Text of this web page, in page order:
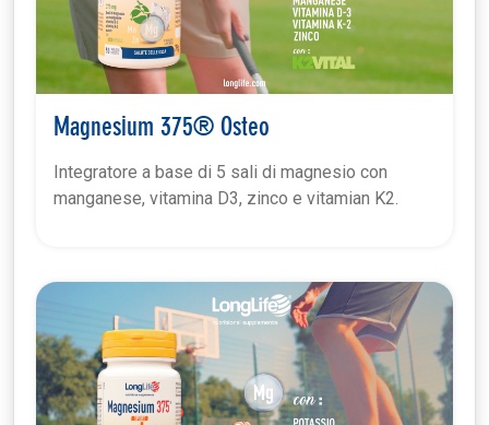
Magnesium 375® Osteo
Integratore a base di 5 sali di magnesio con
manganese, vitamina D3, zinco e vitamian K2.